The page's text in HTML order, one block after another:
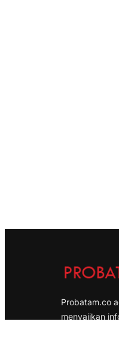
Probatam.co
menyajikan